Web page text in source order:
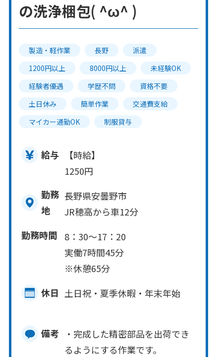
の洗浄梱包( ^ω^ )
製造・軽作業 長野
派遣
1200円以上
8000円以上
未経験OK
経験者優遇
学歴不問
資格不要
土日休み
簡単作業
交通費支給
マイカー通勤OK
制服貸与
給与
【時給】
1250円
勤務
地
長野県安曇野市
JR穂高から車12分
勤務時間
8：30～17：20
実働7時間45分
※休憩65分
休日 土日祝・夏季休暇・年末年始
備考
・完成した精密部品を出荷でき
るようにする作業です。